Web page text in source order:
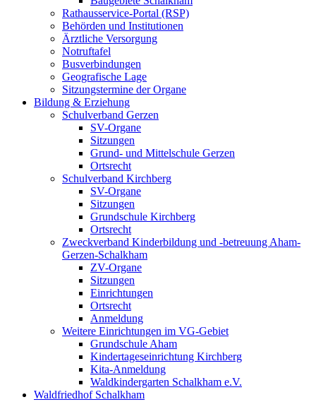
Rathausservice-Portal (RSP)
Behörden und Institutionen
Ärztliche Versorgung
Notruftafel
Busverbindungen
Geografische Lage
Sitzungstermine der Organe
Bildung & Erziehung
Schulverband Gerzen
SV-Organe
Sitzungen
Grund- und Mittelschule Gerzen
Ortsrecht
Schulverband Kirchberg
SV-Organe
Sitzungen
Grundschule Kirchberg
Ortsrecht
Zweckverband Kinderbildung und -betreuung Aham-
Gerzen-Schalkham
ZV-Organe
Sitzungen
Einrichtungen
Ortsrecht
Anmeldung
Weitere Einrichtungen im VG-Gebiet
Grundschule Aham
Kindertageseinrichtung Kirchberg
Kita-Anmeldung
Waldkindergarten Schalkham e.V.
Waldfriedhof Schalkham